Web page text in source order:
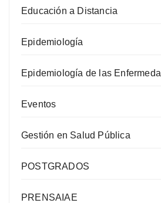
Educación a Distancia
Epidemiología
Epidemiología de las
Eventos
Gestión en Salud Pública
POSTGRADOS
PRENSAIAE